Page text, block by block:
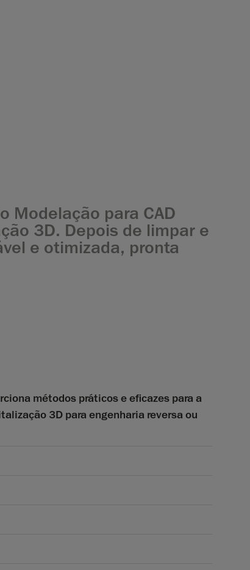
Modelação para CAD
3D. Depois de limpar e
e otimizada, pronta
métodos práticos e eficazes para a
3D para engenharia reversa ou